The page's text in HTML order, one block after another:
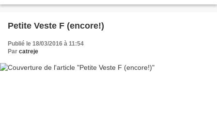
Petite Veste F (encore!)
Publié le 18/03/2016 à 11:54
Par catreje